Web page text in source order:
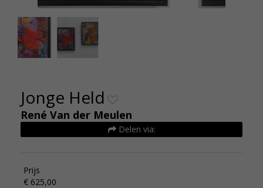
30x40cm De Kunsthuizen
Jonge Held
René Van der Meulen
Delen via:
Prijs
€ 625,00